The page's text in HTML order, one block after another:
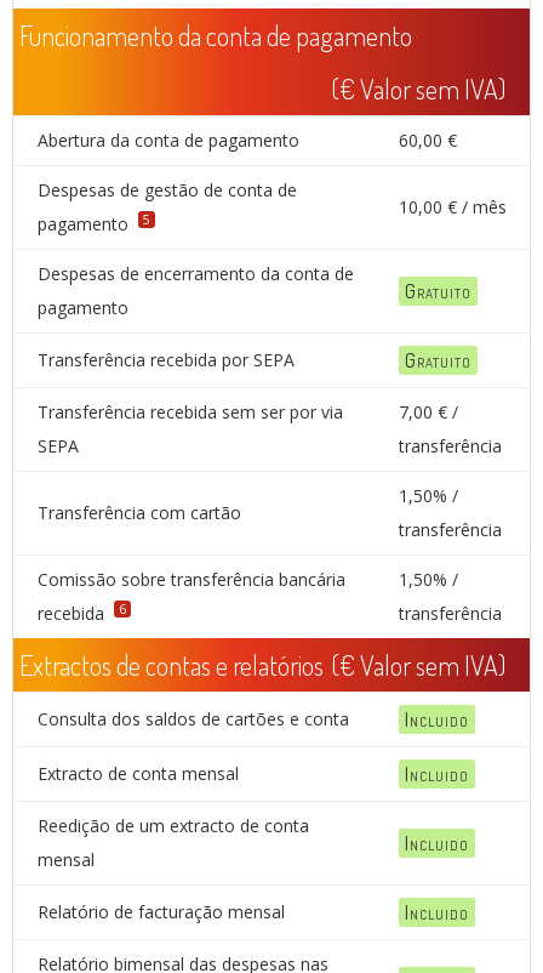
Funcionamento da conta de pagamento
(€ Valor sem IVA)
Abertura da conta de pagamento 60,00 €
Despesas de gestão de conta de
pagamento
5
10,00 € / mês
Despesas de encerramento da conta de
pagamento
Gratuito
Transferência recebida por SEPA Gratuito
Transferência recebida sem ser por via
SEPA
7,00 € /
transferência
Transferência com cartão
1,50% /
transferência
Comissão sobre transferência bancária
recebida
6
1,50% /
transferência
Extractos de contas e relatórios (€ Valor sem IVA)
Consulta dos saldos de cartões e conta Incluido
Extracto de conta mensal Incluido
Reedição de um extracto de conta
mensal
Incluido
Relatório de facturação mensal Incluido
Relatório bimensal das despesas nas